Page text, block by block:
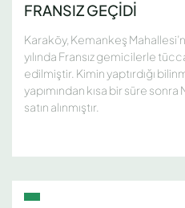
FRANSIZ GEÇİDİ
Karaköy, Kemankeş
yılında Fransız gemicilerle
edilmiştir. Kimin yaptırdığı
yapımından kısa bir süre sonra
satın alınmıştır.